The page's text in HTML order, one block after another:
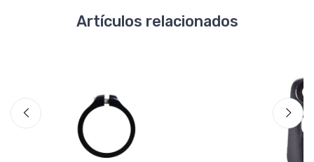
Artículos relacionados